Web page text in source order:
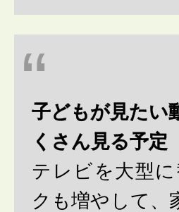
子どもが見たい
くさん見る予定
テレビを大型
クも増やして、